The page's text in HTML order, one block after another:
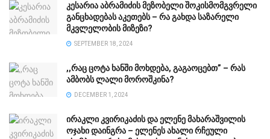
კესარია აბრამიძის მეზობელი შოკისმომგვრელი
განცხადებას აკეთებს – რა გახდა საზარელი
მკვლელობის მიზეზი?
SEPTEMBER 18, 2024
,,რაც ცოტა ხანში მოხდება, გაგაოცებთ” – რას
ამბობს ლალი მოროშკინა?
DECEMBER 1, 2024
ირაკლი კვირიკაძის და ელენე მახარაშვილის
ოჯახი დაინგრა – ელენეს ახალი რჩეული